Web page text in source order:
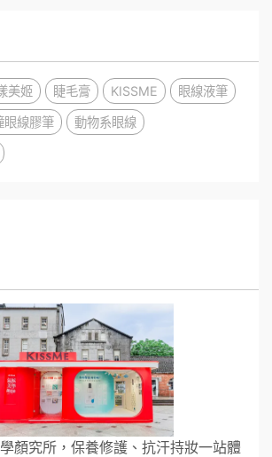
美姬 睫毛膏 KISSME 眼線液筆
眼線膠筆 動物系眼線
顏究所，保養修護、抗汗持妝一站體